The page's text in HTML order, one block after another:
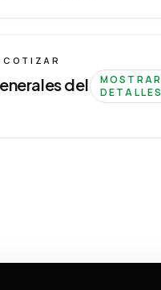
del
MOSTRAR
DETALLES